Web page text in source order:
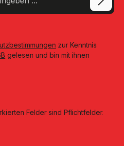
zur Kenntnis
gelesen und bin mit ihnen
Felder sind Pflichtfelder.